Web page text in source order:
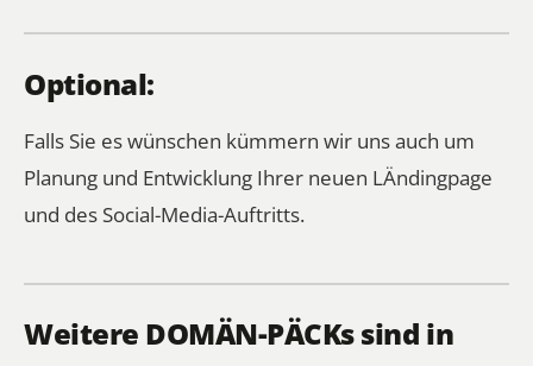
Optional:
Falls Sie es wünschen kümmern wir uns auch um
Planung und Entwicklung Ihrer neuen LÄndingpage
und des Social-Media-Auftritts.
Weitere DOMÄN-PÄCKs sind in